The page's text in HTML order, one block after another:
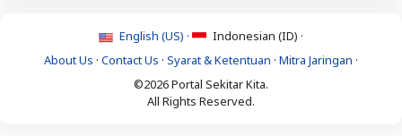
English (US) ·
Indonesian (ID) ·
About Us · Contact Us · Syarat & Ketentuan · Mitra Jaringan ·
©2026 Portal Sekitar Kita.
All Rights Reserved.